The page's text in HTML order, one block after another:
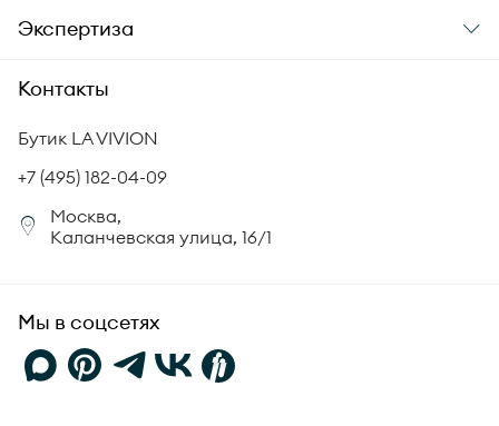
Аксессуары
Гарантия подлинности
Комплект документов
Политика возврата
Сертификация бриллиантов
Юридическая информация
О компании
СМИ о нас
Корпоративный портал
Экспертиза
Академия LA VIVION
Статьи
Контакты
Бутик LA VIVION
+7 (495) 182-04-09
Москва,
Каланчевская улица, 16/1
Мы в соцсетях